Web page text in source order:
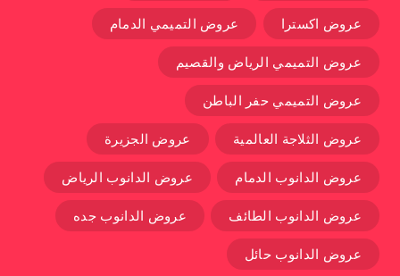
عروض اكسترا عروض التميمي الدمام
عروض التميمي الرياض والقصيم
عروض التميمي حفر الباطن
عروض الثلاجة العالمية عروض الجزيرة
عروض الدانوب الدمام عروض الدانوب الرياض
عروض الدانوب الطائف عروض الدانوب جده
عروض الدانوب حائل